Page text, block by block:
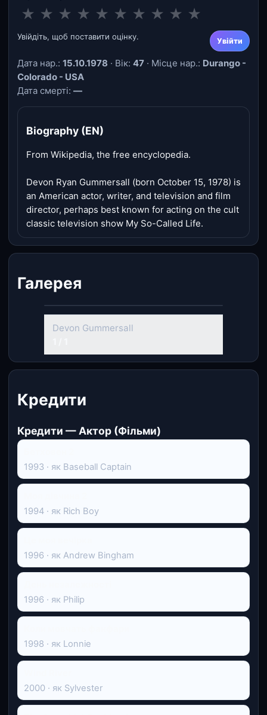
★ ★ ★ ★ ★ ★ ★ ★ ★ ★
Увійдіть, щоб поставити оцінку. Увійти
Дата нар.: 15.10.1978 · Вік: 47 · Місце нар.: Durango -
Colorado - USA
Дата смерті: —
Biography (EN)
From Wikipedia, the free encyclopedia.
Devon Ryan Gummersall (born October 15, 1978) is
an American actor, writer, and television and film
director, perhaps best known for acting on the cult
classic television show My So-Called Life.
Галерея
Devon Gummersall
Кредити
Кредити — Актор (Фільми)
1993 · як Baseball Captain
1994 · як Rich Boy
1996 · як Andrew Bingham
1996 · як Philip
1998 · як Lonnie
2000 · як Sylvester